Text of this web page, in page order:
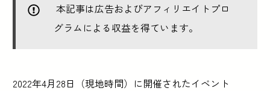
本記事は広告およびアフィリエイトプロ
グラムによる収益を得ています。
2022年4月28日（現地時間）に開催されたイベント